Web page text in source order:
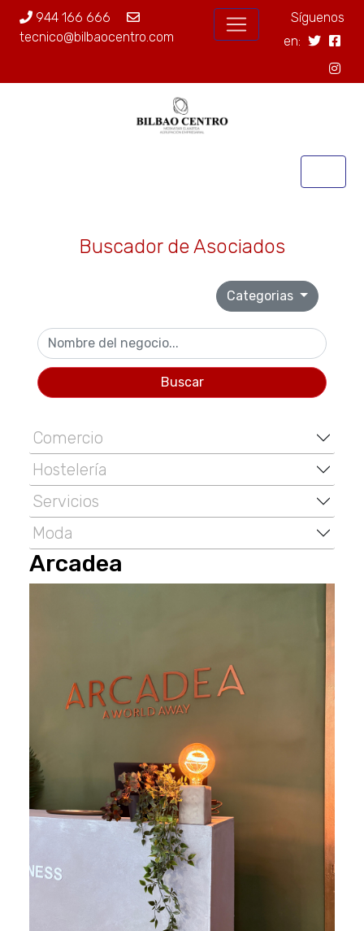
944 166 666
tecnico@bilbaocentro.com
Síguenos
en:
Buscador de Asociados
Categorias
Buscar
Comercio
Hostelería
Servicios
Moda
Arcadea